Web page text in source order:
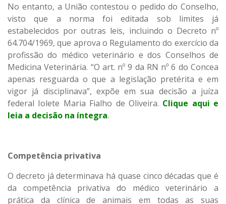
No entanto, a União contestou o pedido do Conselho,
visto que a norma foi editada sob limites já
estabelecidos por outras leis, incluindo o Decreto nº
64.704/1969, que aprova o Regulamento do exercício da
profissão do médico veterinário e dos Conselhos de
Medicina Veterinária. “O art. nº 9 da RN nº 6 do Concea
apenas resguarda o que a legislação pretérita e em
vigor já disciplinava”, expõe em sua decisão a juíza
federal Iolete Maria Fialho de Oliveira. Clique aqui e
leia a decisão na íntegra.
Competência privativa
O decreto já determinava há quase cinco décadas que é
da competência privativa do médico veterinário a
prática da clínica de animais em todas as suas